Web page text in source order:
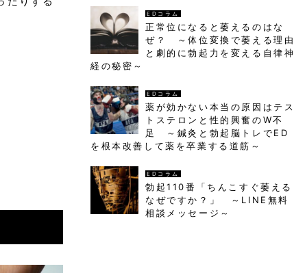
EDコラム
正常位になると萎えるのはな
ぜ？ ～体位変換で萎える理由
と劇的に勃起力を変える自律神
経の秘密～
EDコラム
薬が効かない本当の原因はテス
トステロンと性的興奮のW不
足 ～鍼灸と勃起脳トレでED
を根本改善して薬を卒業する道筋～
EDコラム
勃起110番「ちんこすぐ萎える
なぜですか？」 ～LINE無料
相談メッセージ～